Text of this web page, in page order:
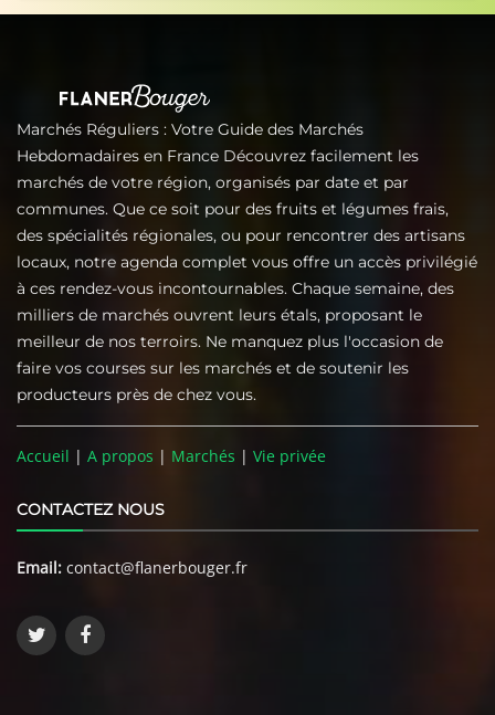
Marchés Réguliers : Votre Guide des Marchés
Hebdomadaires en France Découvrez facilement les
marchés de votre région, organisés par date et par
communes. Que ce soit pour des fruits et légumes frais,
des spécialités régionales, ou pour rencontrer des artisans
locaux, notre agenda complet vous offre un accès privilégié
à ces rendez-vous incontournables. Chaque semaine, des
milliers de marchés ouvrent leurs étals, proposant le
meilleur de nos terroirs. Ne manquez plus l'occasion de
faire vos courses sur les marchés et de soutenir les
producteurs près de chez vous.
Accueil | A propos | Marchés | Vie privée
CONTACTEZ NOUS
Email: contact@flanerbouger.fr